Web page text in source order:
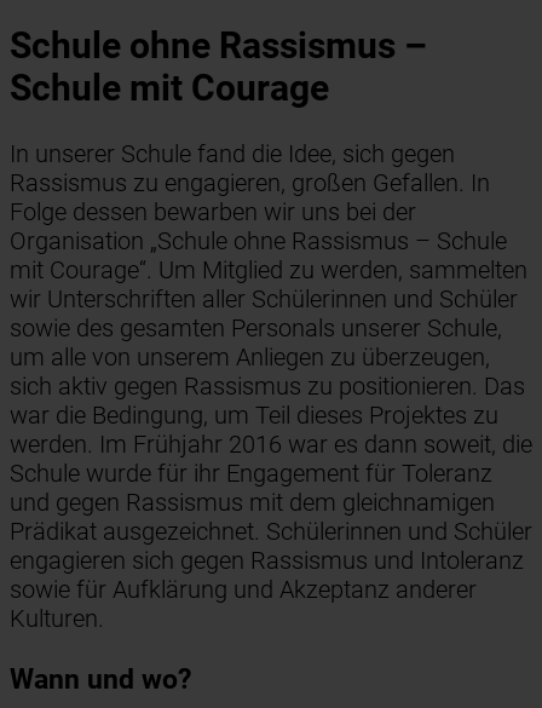
Schule ohne Rassismus –
Schule mit Courage
In unserer Schule fand die Idee, sich gegen
Rassismus zu engagieren, großen Gefallen. In
Folge dessen bewarben wir uns bei der
Organisation „Schule ohne Rassismus – Schule
mit Courage“. Um Mitglied zu werden, sammelten
wir Unterschriften aller Schülerinnen und Schüler
sowie des gesamten Personals unserer Schule,
um alle von unserem Anliegen zu überzeugen,
sich aktiv gegen Rassismus zu positionieren. Das
war die Bedingung, um Teil dieses Projektes zu
werden. Im Frühjahr 2016 war es dann soweit, die
Schule wurde für ihr Engagement für Toleranz
und gegen Rassismus mit dem gleichnamigen
Prädikat ausgezeichnet. Schülerinnen und Schüler
engagieren sich gegen Rassismus und Intoleranz
sowie für Aufklärung und Akzeptanz anderer
Kulturen.
Wann und wo?